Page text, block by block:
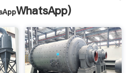
WhatsApp)